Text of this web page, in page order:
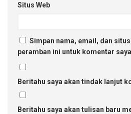
Situs Web
Simpan nama, email, dan
peramban ini untuk komentar
Beritahu saya akan tindak lanjut
Beritahu saya akan tulisan baru